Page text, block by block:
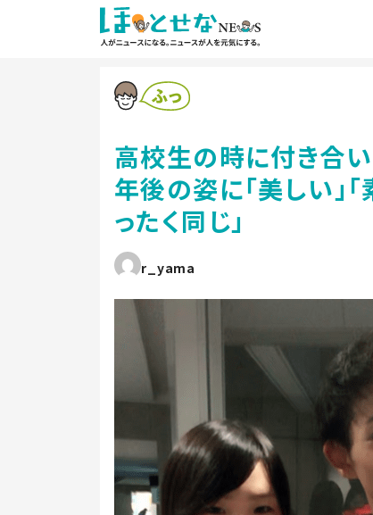
高校生の時に付き合
年後の姿に「美しい」「
ったく同じ」
r_yama